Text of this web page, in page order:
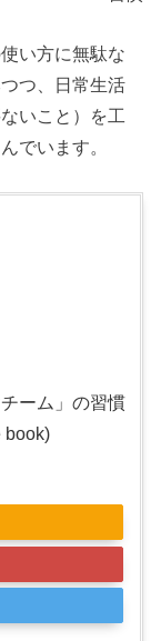
い方に無駄な
つ、日常生活
いこと）を工
でいます。
ーム」の習慣
book)